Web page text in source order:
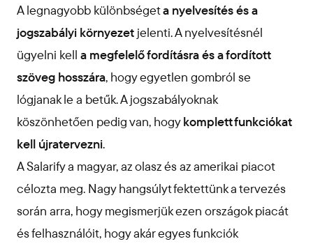
A legnagyobb különbségeta nyelvesítés és a
jogszabályi környezet jelenti. A nyelvesítésnél
ügyelni kell a megfelelő fordításra és a fordított
szöveg hosszára, hogy egyetlen gombról se
lógjanak le a betűk. A jogszabályoknak
köszönhetően pedig van, hogykomplett funkciókat
kell újratervezni.
A Salarify a magyar, az olasz és az amerikai piacot
célozta meg. Nagy hangsúlyt fektettünk a tervezés
során arra, hogy megismerjük ezen országok piacát
és felhasználóit, hogy akár egyes funkciók